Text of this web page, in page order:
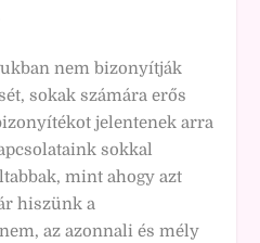
nem bizonyítják
sokak számára erős
jelentenek arra
sokkal
mint ahogy azt
hiszünk a
az azonnali és mély